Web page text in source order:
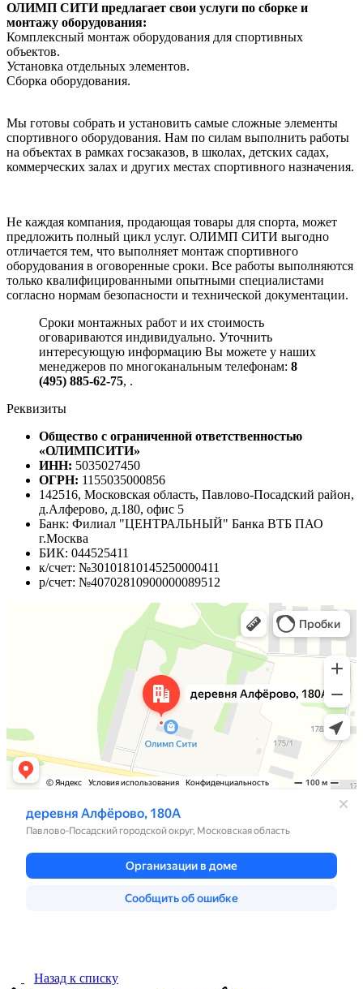
ОЛИМП СИТИ предлагает свои услуги по сборке и
монтажу оборудования:
Комплексный монтаж оборудования для спортивных
объектов.
Установка отдельных элементов.
Сборка оборудования.
Мы готовы собрать и установить самые сложные элементы
спортивного оборудования. Нам по силам выполнить работы
на объектах в рамках госзаказов, в школах, детских садах,
коммерческих залах и других местах спортивного назначения.
Не каждая компания, продающая товары для спорта, может
предложить полный цикл услуг. ОЛИМП СИТИ выгодно
отличается тем, что выполняет монтаж спортивного
оборудования в оговоренные сроки. Все работы выполняются
только квалифицированными опытными специалистами
согласно нормам безопасности и технической документации.
Сроки монтажных работ и их стоимость
оговариваются индивидуально. Уточнить
интересующую информацию Вы можете у наших
менеджеров по многоканальным телефонам: 8
(495) 885-62-75, .
Реквизиты
Общество с ограниченной ответственностью
«ОЛИМПСИТИ»
ИНН: 5035027450
ОГРН: 1155035000856
142516, Московская область, Павлово-Посадский район,
д.Алферово, д.180, офис 5
Банк: Филиал "ЦЕНТРАЛЬНЫЙ" Банка ВТБ ПАО
г.Москва
БИК: 044525411
к/счет: №30101810145250000411
р/счет: №40702810900000089512
Назад к списку